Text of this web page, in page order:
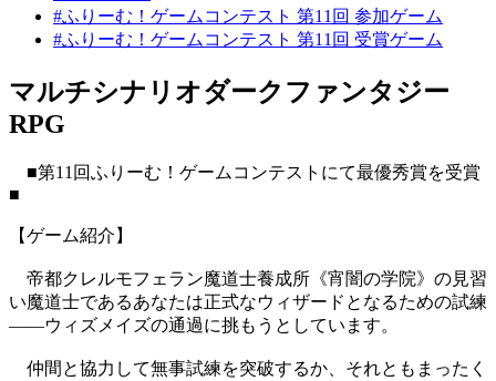
#ふりーむ！ゲームコンテスト 第11回 参加ゲーム
#ふりーむ！ゲームコンテスト 第11回 受賞ゲーム
マルチシナリオダークファンタジー
RPG
■第11回ふりーむ！ゲームコンテストにて最優秀賞を受賞
■
【ゲーム紹介】
帝都クレルモフェラン魔道士養成所《宵闇の学院》の見習
い魔道士であるあなたは正式なウィザードとなるための試練
――ウィズメイズの通過に挑もうとしています。
仲間と協力して無事試練を突破するか、それともまったく